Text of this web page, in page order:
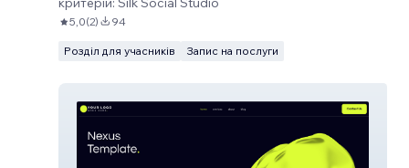
5,0(2) 94
Розділ для учасників Запис на послуги